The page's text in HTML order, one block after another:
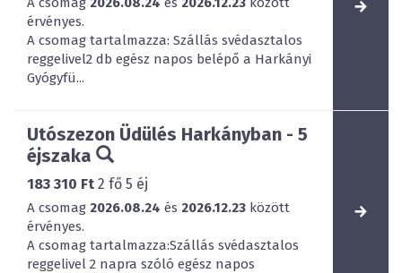
érvényes.
A csomag tartalmazza: Szállás svédasztalos
reggelivel2 db egész napos belépő a Harkányi
Gyógyfü...
Utószezon Üdülés Harkányban - 5
éjszaka
183 310 Ft 2 fő 5 éj
A csomag 2026.08.24 és 2026.12.23 között
érvényes.
A csomag tartalmazza:Szállás svédasztalos
reggelivel 2 napra szóló egész napos